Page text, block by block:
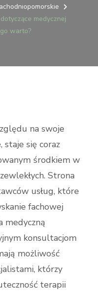
LEKARSKIE
WARTO?
medycznej
warto?
na swoje
staje się coraz
środkiem w
Strona
usług, które
fachowej
medyczną
konsultacjom
możliwość
którzy
terapii